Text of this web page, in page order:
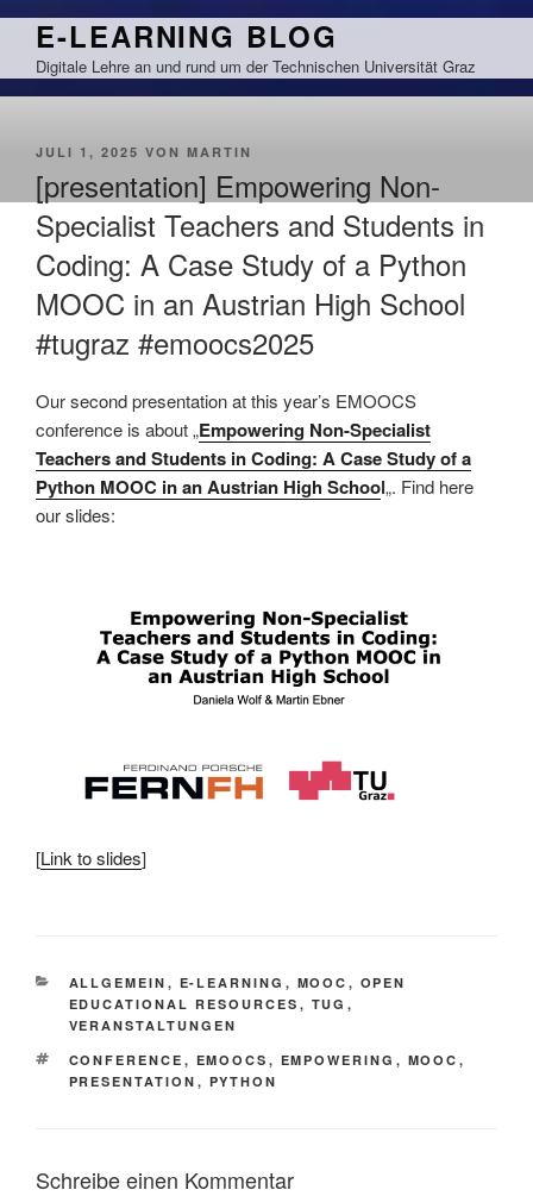
Zum
springen
E-LEARNING BLOG
Digitale Lehre an und rund um der Technischen Universität Graz
VERÖFFENTLICHT
JULI 1, 2025 VON MARTIN
[presentation] Empowering Non-
Specialist Teachers and Students in
Coding: A Case Study of a Python
MOOC in an Austrian High School
#tugraz #emoocs2025
Our second presentation at this year’s EMOOCS
conference is about „Empowering Non-Specialist
Teachers and Students in Coding: A Case Study of a
Python MOOC in an Austrian High School„. Find here
our slides:
[Link to slides]
KATEGORIEN
ALLGEMEIN , E-LEARNING , MOOC , OPEN
EDUCATIONAL RESOURCES , TUG ,
VERANSTALTUNGEN
SCHLAGWÖRTER
CONFERENCE , EMOOCS , EMPOWERING , MOOC ,
PRESENTATION , PYTHON
Schreibe einen Kommentar